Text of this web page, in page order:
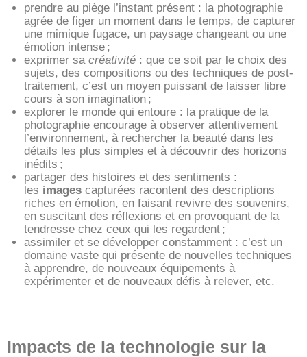
prendre au piège l’instant présent : la photographie
agrée de figer un moment dans le temps, de capturer
une mimique fugace, un paysage changeant ou une
émotion intense ;
exprimer sa créativité : que ce soit par le choix des
sujets, des compositions ou des techniques de post-
traitement, c’est un moyen puissant de laisser libre
cours à son imagination ;
explorer le monde qui entoure : la pratique de la
photographie encourage à observer attentivement
l’environnement, à rechercher la beauté dans les
détails les plus simples et à découvrir des horizons
inédits ;
partager des histoires et des sentiments :
les images capturées racontent des descriptions
riches en émotion, en faisant revivre des souvenirs,
en suscitant des réflexions et en provoquant de la
tendresse chez ceux qui les regardent ;
assimiler et se développer constamment : c’est un
domaine vaste qui présente de nouvelles techniques
à apprendre, de nouveaux équipements à
expérimenter et de nouveaux défis à relever, etc.
Impacts de la technologie sur la